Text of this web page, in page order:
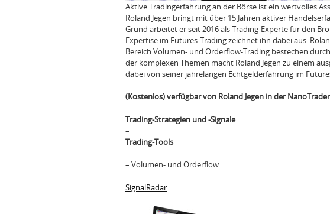
Aktive Tradingerfahrung an der Börse ist ein wertvolles
Roland Jegen bringt mit über 15 Jahren aktiver
Grund arbeitet er seit 2016 als Trading-Experte für den
Expertise im Futures-Trading zeichnet ihn dabei aus.
Bereich Volumen- und Orderflow-Trading bestechen
der komplexen Themen macht Roland Jegen zu einem
dabei von seiner jahrelangen Echtgelderfahrung im
(Kostenlos) verfügbar von Roland Jegen in der
Trading-Strategien und -Signale
–
Trading-Tools
– Volumen- und Orderflow
SignalRadar